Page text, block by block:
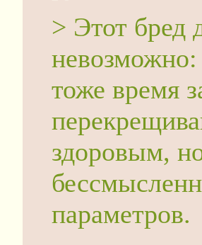
> Этот бред
невозможно:
тоже время
здоровым,
параметров.